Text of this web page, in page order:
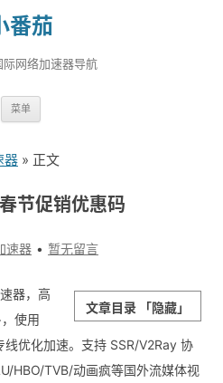
番茄
网络加速器导航
菜单
到
容
器 » 正文
节促销优惠码
速器 暂无留言
文章目录 「隐藏」
器，高
使用
线优化加速。支持 SSR/V2Ray 协
HBO/TVB/动画疯等国外流媒体视